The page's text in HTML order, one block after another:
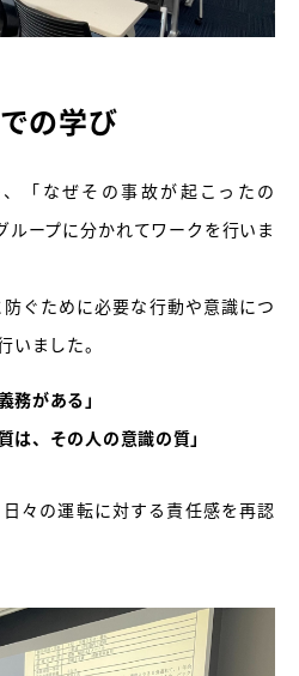
の学び
「なぜその事故が起こったの
ープに分かれてワークを行いま
ぐために必要な行動や意識につ
いました。
務がある」
は、その人の意識の質」
々の運転に対する責任感を再認